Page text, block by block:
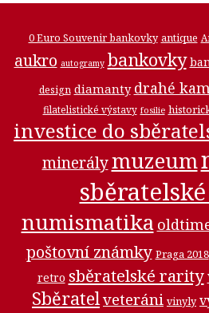
0 Euro Souvenir bankovky antique
aukro autogramy bankovky
design diamanty drahé
filatelistické výstavy fosilie
investice do
minerálymuzeum
numismatika
poštovní známky Praga 2018
retro sběratelské rarity
Sběratelveteráni vinyly